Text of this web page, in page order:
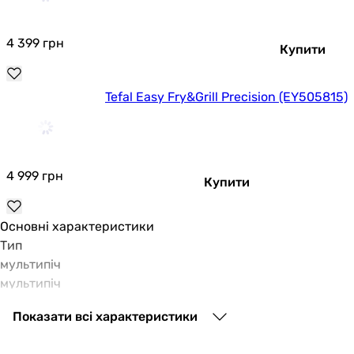
4 399 грн Купити
Tefal Easy Fry&Grill Precision (EY505815)
4 999 грн Купити
Основні характеристики
Тип
мультипіч
мультипіч
4,2 л
Показати всі характеристики